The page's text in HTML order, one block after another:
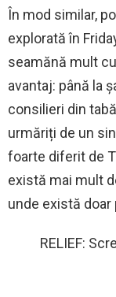
În mod similar,
explorată în
seamănă mult
avantaj: până la
consilieri din
urmăriți de un
foarte diferit de
există mai mult
unde există
RELIEF: